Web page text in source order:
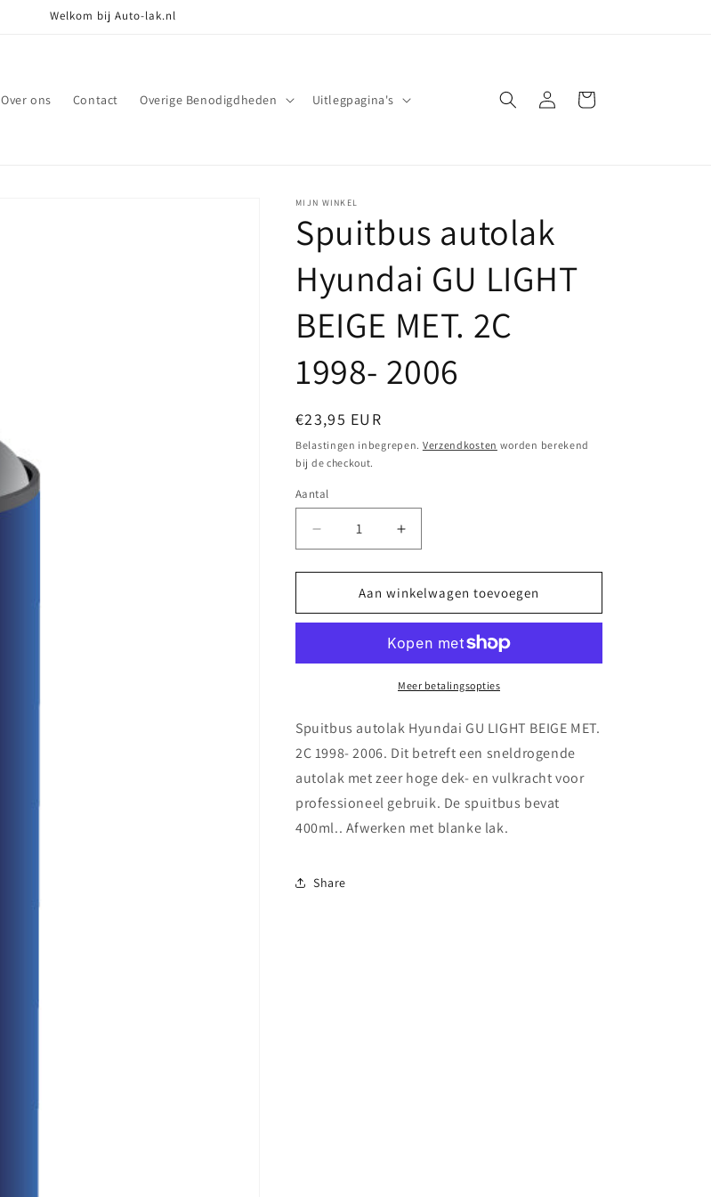
Welkom bij Auto-lak.nl
Over ons Contact Overige Benodigdheden Uitlegpagina's InloggenWinkelwagen
MIJN WINKEL
Spuitbus autolak
Hyundai GU LIGHT
BEIGE MET. 2C
1998- 2006
Normale
prijs
€23,95 EUR
Belastingen inbegrepen. Verzendkosten worden berekend
bij de checkout.
Aantal
Aantal
verlagen
voor
Spuitbus
autolak
LIGHT
2C
2006
Aantal
verhogen
voor
Spuitbus
autolak
GU
LIGHT
BEIGE
2C
1998-
2006
Aan winkelwagen toevoegen
Meer betalingsopties
Spuitbus autolak Hyundai GU LIGHT BEIGE MET.
2C 1998- 2006. Dit betreft een sneldrogende
autolak met zeer hoge dek- en vulkracht voor
professioneel gebruik. De spuitbus bevat
400ml.. Afwerken met blanke lak.
Share